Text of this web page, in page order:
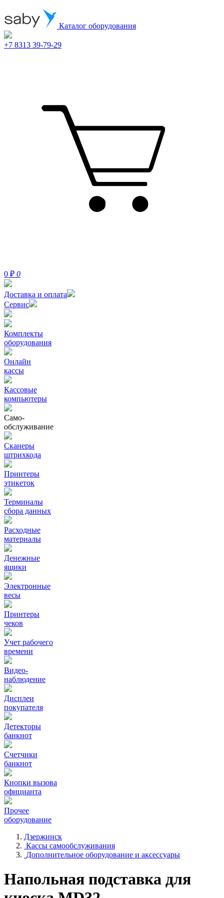
Каталог оборудования
+7 8313 39-79-29
0 ₽ 0
Доставка и оплата
Сервис
Комплекты
оборудования
Онлайн
кассы
Кассовые
компьютеры
Само-
обслуживание
Сканеры
штрихкода
Принтеры
этикеток
Терминалы
сбора данных
Расходные
материалы
Денежные
ящики
Электронные
весы
Принтеры
чеков
Учет рабочего
времени
Видео‑
наблюдение
Дисплеи
покупателя
Детекторы
банкнот
Счетчики
банкнот
Кнопки вызова
официанта
Прочее
оборудование
Дзержинск
Кассы самообслуживания
Дополнительное оборудование и аксессуары
Напольная подставка для